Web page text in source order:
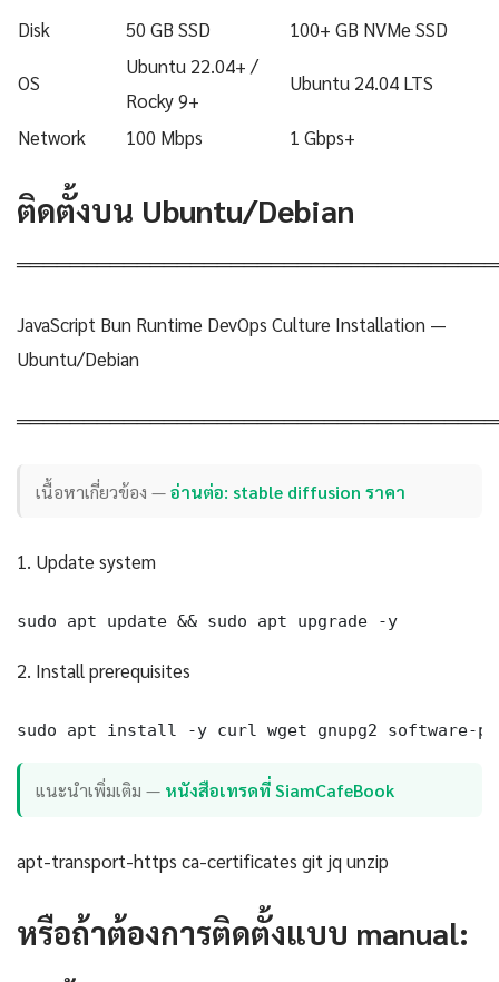
Disk
50 GB SSD 100+ GB NVMe SSD
OS
Ubuntu 22.04+ /
Rocky 9+
Ubuntu 24.04 LTS
Network 100 Mbps 1 Gbps+
ติดตั้งบน Ubuntu/Debian
JavaScript Bun Runtime DevOps Culture Installation —
Ubuntu/Debian
เนื้อหาเกี่ยวข้อง —อ่านต่อ: stable diffusion ราคา
1. Update system
sudo apt update && sudo apt upgrade -y
2. Install prerequisites
sudo apt install -y curl wget gnupg2 software-
แนะนำเพิ่มเติม — หนังสือเทรดที่ SiamCafeBook
apt-transport-https ca-certificates git jq unzip
หรือถ้าต้องการติดตั้งแบบ manual: